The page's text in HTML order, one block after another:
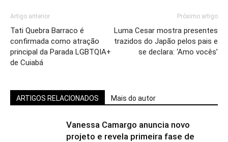
Artigo anterior
Tati Quebra Barraco é
confirmada como atração
principal da Parada LGBTQIA+
de Cuiabá
Próximo artigo
Luma Cesar mostra presentes
trazidos do Japão pelos pais e
se declara: ‘Amo vocês’
ARTIGOS RELACIONADOS Mais do autor
Vanessa Camargo anuncia novo
projeto e revela primeira fase de